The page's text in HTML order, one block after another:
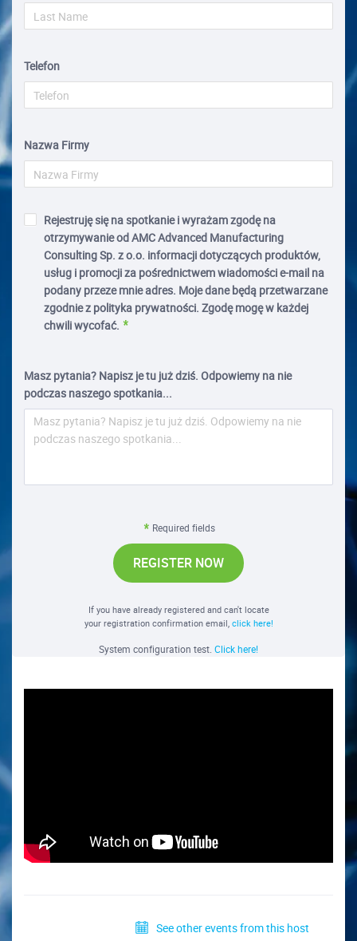
Telefon
Nazwa Firmy
Rejestruję się na spotkanie i wyrażam zgodę na
otrzymywanie od AMC Advanced Manufacturing
Consulting Sp. z o.o. informacji dotyczących produktów,
usług i promocji za pośrednictwem wiadomości e-mail na
podany przeze mnie adres. Moje dane będą przetwarzane
zgodnie z polityka prywatności. Zgodę mogę w każdej
chwili wycofać.
Masz pytania? Napisz je tu już dziś. Odpowiemy na nie
podczas naszego spotkania...
Required fields
REGISTER NOW
If you have already registered and can't locate
your registration confirmation email, click here!
System configuration test. Click here!
See other events from this host